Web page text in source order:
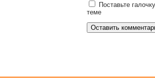
Поставьте
теме